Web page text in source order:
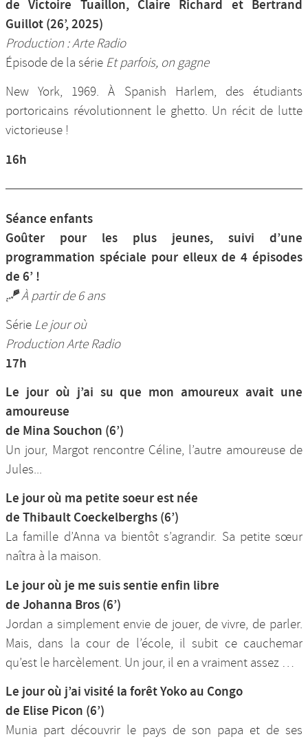
de Victoire Tuaillon, Claire Richard et Bertrand
Guillot (26’, 2025)
Production : Arte Radio
Épisode de la série Et parfois, on gagne
New York, 1969. À Spanish Harlem, des étudiants
portoricains révolutionnent le ghetto. Un récit de lutte
victorieuse !
16h
Séance enfants
Goûter pour les plus jeunes, suivi d’une
programmation spéciale pour elleux de 4 épisodes
de 6’ !
🪁 À partir de 6 ans
Série Le jour où
Production Arte Radio
17h
Le jour où j’ai su que mon amoureux avait une
amoureuse
de Mina Souchon (6’)
Un jour, Margot rencontre Céline, l’autre amoureuse de
Jules...
Le jour où ma petite soeur est née
de Thibault Coeckelberghs (6’)
La famille d’Anna va bientôt s’agrandir. Sa petite sœur
naîtra à la maison.
Le jour où je me suis sentie enfin libre
de Johanna Bros (6’)
Jordan a simplement envie de jouer, de vivre, de parler.
Mais, dans la cour de l’école, il subit ce cauchemar
qu’est le harcèlement. Un jour, il en a vraiment assez …
Le jour où j’ai visité la forêt Yoko au Congo
de Elise Picon (6’)
Munia part découvrir le pays de son papa et de ses